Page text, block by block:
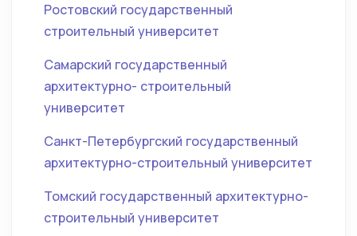
Ростовский государственный
строительный университет
Самарский государственный
архитектурно- строительный
университет
Санкт-Петербургский государственный
архитектурно-строительный университет
Томский государственный архитектурно-
строительный университет